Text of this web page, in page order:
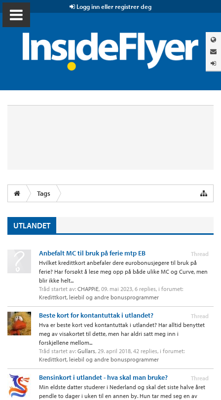
Logg inn eller registrer deg
Tags
UTLANDET
Thread
Anbefalt MC til bruk på ferie mtp EB
Hvilket kredittkort anbefaler dere eurobonusjegere til bruk på
ferie? Har forsøkt å lese meg opp på både ulike MC og Curve, men
blir ikke helt...
Tråd startet av: CHAPPiE, 09. mai 2023, 6 replies, i forumet:
Kredittkort, leiebil og andre bonusprogrammer
Thread
Beste kort for kontantuttak i utlandet?
Hva er beste kort ved kontantuttak i utlandet? Har alltid benyttet
meg av visakortet til dette, men har aldri satt meg inn i
forskjellene mellom...
Tråd startet av: Gullars, 29. april 2018, 42 replies, i forumet:
Kredittkort, leiebil og andre bonusprogrammer
Thread
Bensinkort i utlandet - hva skal man bruke?
Min eldste datter studerer i Nederland og skal det siste halve året
pendle to dager i uken til en annen by. Hun tar med seg en av